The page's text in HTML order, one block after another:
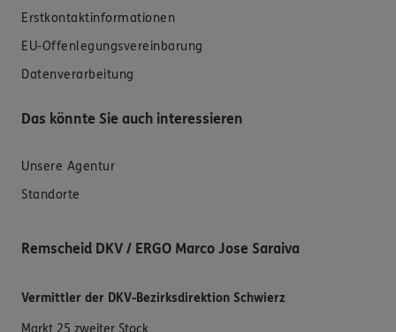
Erstkontaktinformationen
EU-Offenlegungsvereinbarung
Datenverarbeitung
Das könnte Sie auch interessieren
Unsere Agentur
Standorte
Remscheid DKV / ERGO Marco Jose Saraiva
Vermittler der DKV-Bezirksdirektion Schwierz
Markt 25 zweiter Stock